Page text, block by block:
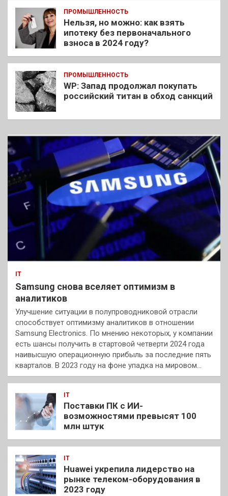
ПРОМЫШЛЕННОСТЬ
Нельзя, но можно: как взять
ипотеку без первоначального
взноса в 2024 году?
ПРОМЫШЛЕННОСТЬ
WP: Запад продолжал покупать
российский титан в обход санкций
IT
Samsung снова вселяет оптимизм в
аналитиков
Улучшение ситуации в полупроводниковой отрасли
способствует оптимизму аналитиков в отношении
Samsung Electronics. По мнению некоторых, у компании
есть шансы получить в стартовой четверти 2024 года
наивысшую операционную прибыль за последние пять
кварталов. В 2023 году на фоне упадка на мировом…
IT
Поставки ПК с ИИ-
возможностями превысят 100
млн штук
IT
Huawei укрепила лидерство на
рынке телеком-оборудования в
2023 году